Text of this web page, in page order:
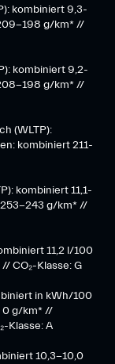
kombiniert 9,3-
198 g/km* ​//
kombiniert 9,2-
198 g/km* //
(WLTP):
kombiniert 211-
kombiniert 11,1-
253-243 g/km* //
11,2 l/100
CO₂-Klasse: G
in kWh/100
0 g/km* //
Klasse: A
10,3-10,0